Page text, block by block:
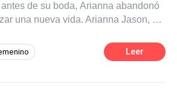
de su boda, Arianna abandonó
una nueva vida. Arianna Jason, de
era simplemente una presa siendo
de su ruina. Su vida ha probado la
Leer